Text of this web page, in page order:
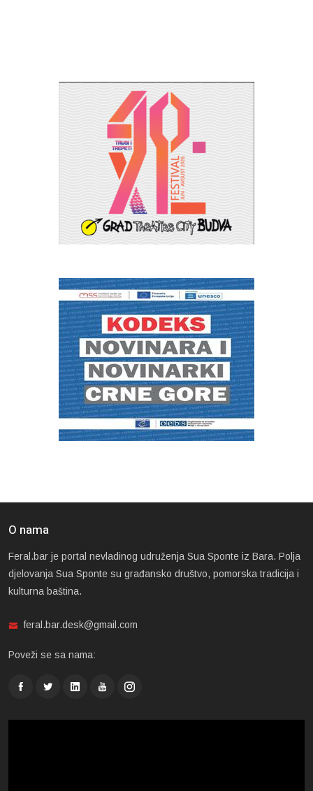
O nama
Feral.bar je portal nevladinog udruženja Sua Sponte iz Bara. Polja
djelovanja Sua Sponte su građansko društvo, pomorska tradicija i
kulturna baština.
feral.bar.desk@gmail.com
Poveži se sa nama: